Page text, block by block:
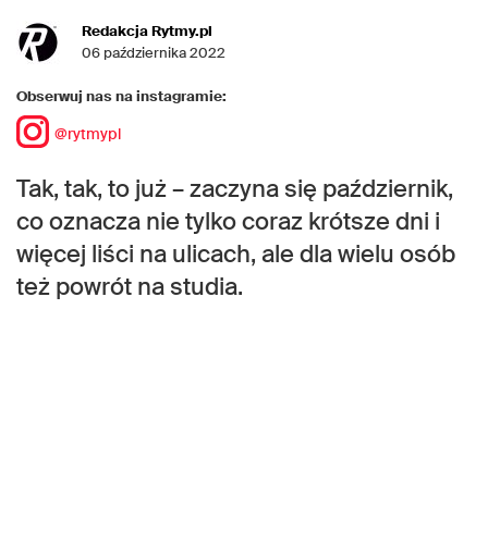
Redakcja Rytmy.pl
06 października 2022
Obserwuj nas na instagramie:
@rytmypl
Tak, tak, to już – zaczyna się październik,
co oznacza nie tylko coraz krótsze dni i
więcej liści na ulicach, ale dla wielu osób
też powrót na studia.